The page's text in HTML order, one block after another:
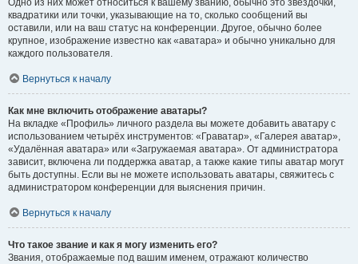
Одно из них может относиться к вашему званию, обычно это звёздочки,
квадратики или точки, указывающие на то, сколько сообщений вы
оставили, или на ваш статус на конференции. Другое, обычно более
крупное, изображение известно как «аватара» и обычно уникально для
каждого пользователя.
Вернуться к началу
Как мне включить отображение аватары?
На вкладке «Профиль» личного раздела вы можете добавить аватару с
использованием четырёх инструментов: «Граватар», «Галерея аватар»,
«Удалённая аватара» или «Загружаемая аватара». От администратора
зависит, включена ли поддержка аватар, а также какие типы аватар могут
быть доступны. Если вы не можете использовать аватары, свяжитесь с
администратором конференции для выяснения причин.
Вернуться к началу
Что такое звание и как я могу изменить его?
Звания, отображаемые под вашим именем, отражают количество